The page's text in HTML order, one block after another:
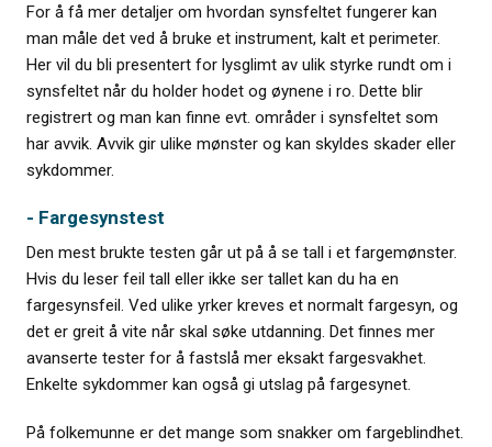
For å få mer detaljer om hvordan synsfeltet fungerer kan
man måle det ved å bruke et instrument, kalt et perimeter.
Her vil du bli presentert for lysglimt av ulik styrke rundt om i
synsfeltet når du holder hodet og øynene i ro. Dette blir
registrert og man kan finne evt. områder i synsfeltet som
har avvik. Avvik gir ulike mønster og kan skyldes skader eller
sykdommer.
- Fargesynstest
Den mest brukte testen går ut på å se tall i et fargemønster.
Hvis du leser feil tall eller ikke ser tallet kan du ha en
fargesynsfeil. Ved ulike yrker kreves et normalt fargesyn, og
det er greit å vite når skal søke utdanning. Det finnes mer
avanserte tester for å fastslå mer eksakt fargesvakhet.
Enkelte sykdommer kan også gi utslag på fargesynet.
På folkemunne er det mange som snakker om fargeblindhet.